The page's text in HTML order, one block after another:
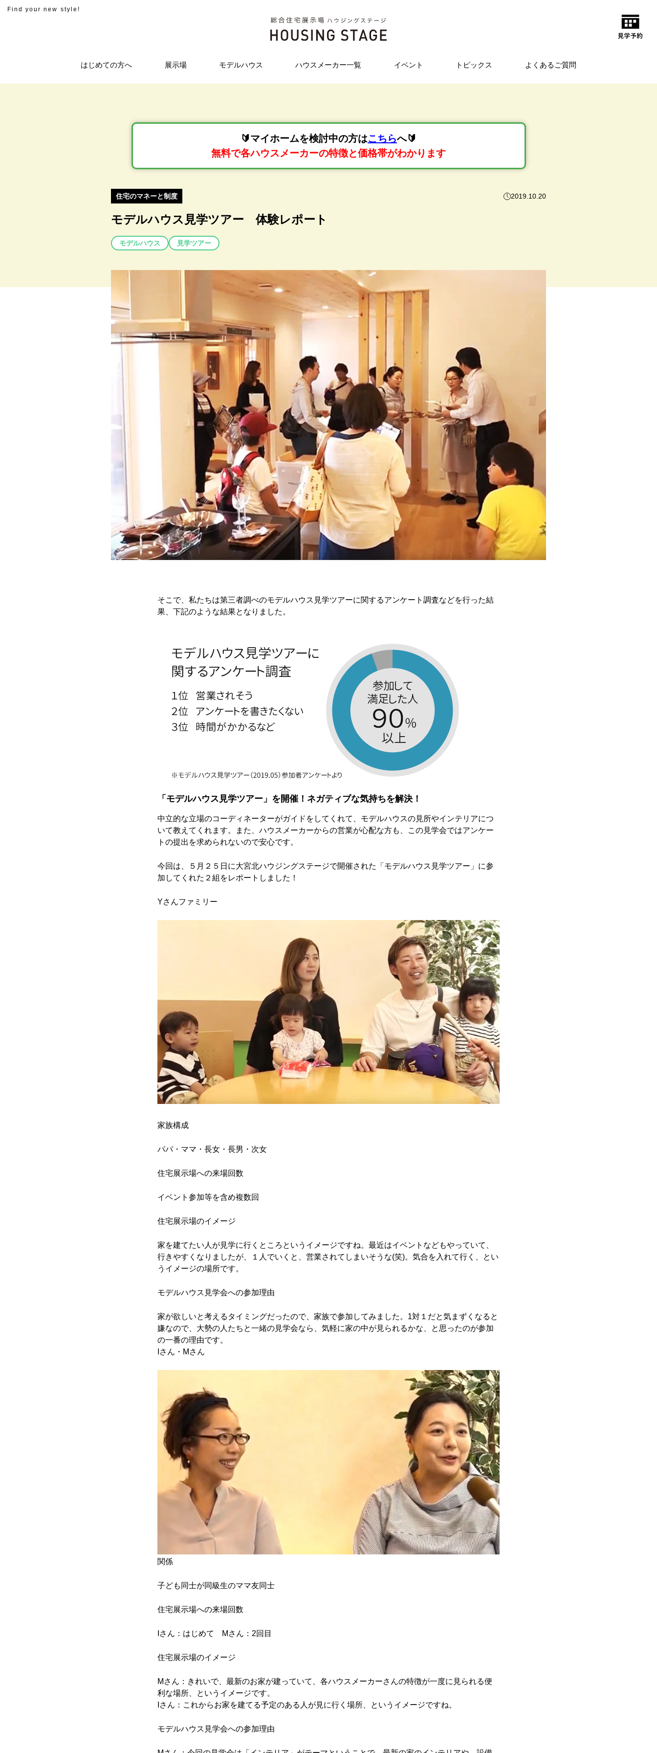
Find your new style!
はじめての方へ 展示場 モデルハウス ハウスメーカー一覧 イベント トピックス よくあるご質問
🔰マイホームを検討中の方はこちらへ🔰
無料で各ハウスメーカーの特徴と価格帯がわかります
住宅のマネーと制度 2019.10.20
モデルハウス見学ツアー 体験レポート
モデルハウス 見学ツアー
そこで、私たちは第三者調べのモデルハウス見学ツアーに関するアンケート調査などを行った結
果、下記のような結果となりました。
「モデルハウス見学ツアー」を開催！ネガティブな気持ちを解決！
中立的な立場のコーディネーターがガイドをしてくれて、モデルハウスの見所やインテリアにつ
いて教えてくれます。また、ハウスメーカーからの営業が心配な方も、この見学会ではアンケー
トの提出を求められないので安心です。
今回は、５月２５日に大宮北ハウジングステージで開催された「モデルハウス見学ツアー」に参
加してくれた２組をレポートしました！
Yさんファミリー
家族構成
パパ・ママ・長女・長男・次女
住宅展示場への来場回数
イベント参加等を含め複数回
住宅展示場のイメージ
家を建てたい人が見学に行くところというイメージですね。最近はイベントなどもやっていて、
行きやすくなりましたが、１人でいくと、営業されてしまいそうな(笑)。気合を入れて行く、とい
うイメージの場所です。
モデルハウス見学会への参加理由
家が欲しいと考えるタイミングだったので、家族で参加してみました。1対１だと気まずくなると
嫌なので、大勢の人たちと一緒の見学会なら、気軽に家の中が見られるかな、と思ったのが参加
の一番の理由です。
Iさん・Mさん
関係
子ども同士が同級生のママ友同士
住宅展示場への来場回数
Iさん：はじめて Mさん：2回目
住宅展示場のイメージ
Mさん：きれいで、最新のお家が建っていて、各ハウスメーカーさんの特徴が一度に見られる便
利な場所、というイメージです。
Iさん：これからお家を建てる予定のある人が見に行く場所、というイメージですね。
モデルハウス見学会への参加理由